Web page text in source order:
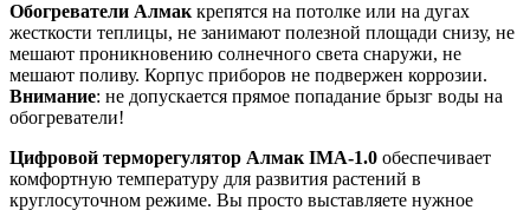
Обогреватели Алмак крепятся на потолке или на дугах
жесткости теплицы, не занимают полезной площади снизу, не
мешают проникновению солнечного света снаружи, не
мешают поливу. Корпус приборов не подвержен коррозии.
Внимание: не допускается прямое попадание брызг воды на
обогреватели!
Цифровой терморегулятор Алмак IMA-1.0 обеспечивает
комфортную температуру для развития растений в
круглосуточном режиме. Вы просто выставляете нужное